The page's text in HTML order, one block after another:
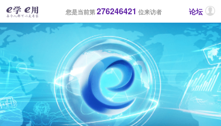
您是当前第276246421 位来访者 论坛